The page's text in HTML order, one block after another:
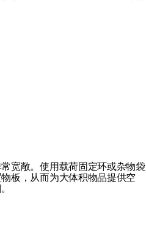
宽敞。使用载荷固定环或杂物袋
板，从而为大体积物品提供空